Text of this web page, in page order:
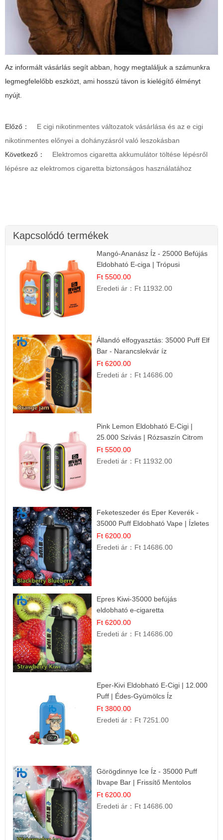
Az informált vásárlás segít abban, hogy megtaláljuk a számunkra
legmegfelelőbb eszközt, ami hosszú távon is kielégítő élményt
nyújt.
Előző：
E cigi nikotinmentes változatok vásárlása és az e cigi
nikotinmentes előnyei a dohányzásról való leszokásban
Következő：
Elektromos cigaretta akkumulátor töltése lépésről
lépésre az elektromos cigaretta biztonságos használatához
Kapcsolódó termékek
Mangó-Ananász Íz - 25000 Befújás
Eldobható E-ciga | Trópusi
Gyümölcs Élmény!
Ft 5500.00
Eredeti ár： Ft 11932.00
Állandó elfogyasztás: 35000 Puff Elf
Bar - Narancslekvár íz
Ft 6200.00
Eredeti ár： Ft 14686.00
Pink Lemon Eldobható E-Cigi |
25.000 Szívás | Rózsaszín Citrom
Íz
Ft 5500.00
Eredeti ár： Ft 11932.00
Feketeszeder és Eper Keverék -
35000 Puff Eldobható Vape | Ízletes
Gyümölcsökombináció!
Ft 6200.00
Eredeti ár： Ft 14686.00
Epres Kiwi-35000 befújás
eldobható e-cigaretta
Ft 6200.00
Eredeti ár： Ft 14686.00
Eper-Kivi Eldobható E-Cigi | 12.000
Puff | Édes-Gyümölcs Íz
Ft 3800.00
Eredeti ár： Ft 7251.00
Görögdinnye Ice Íz - 35000 Puff
Ibvape Bar | Frissítő Mentolos
Élmény!
Ft 6200.00
Eredeti ár： Ft 14686.00